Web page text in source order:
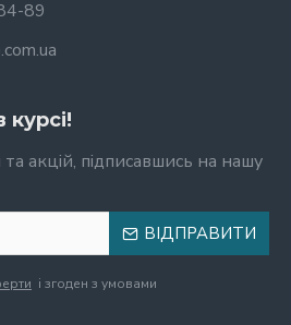
89
акцій, підписавшись на нашу
ВІДПРАВИТИ
і згоден з умовами